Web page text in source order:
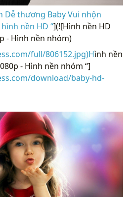
Dễ thương Baby Vui nhộn
nền HD “](![Hình nền HD
- Hình nền nhóm)
full/806152.jpg)Hình nền
- Hình nền nhóm “]
download/baby-hd-